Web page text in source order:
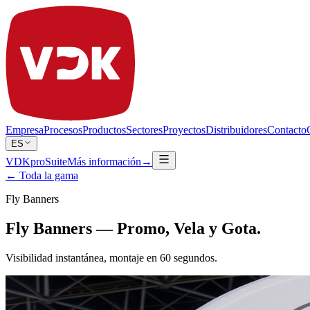
EmpresaProcesosProductosSectoresProyectosDistribuidoresContacto
ES
VDKproSuiteMás información →
← Toda la gama
Fly Banners
Fly Banners — Promo, Vela y Gota.
Visibilidad instantánea, montaje en 60 segundos.